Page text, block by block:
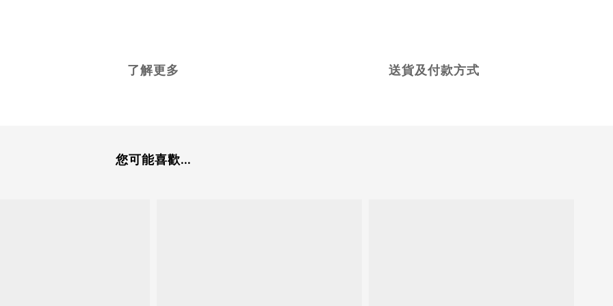
了解更多 送貨及付款方式
您可能喜歡...